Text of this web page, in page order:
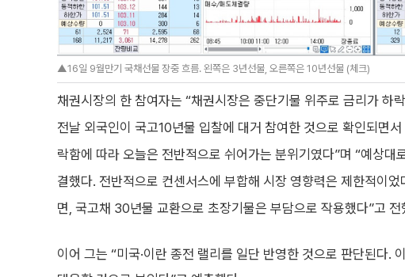
▲16일 9월만기 국채선물 장중 흐름. 왼쪽은 3년선물, 오른쪽은 10년선물 (체크)
채권시장의 한 참여자는 “채권시장은 중단기물 위주로 금리가 하
전날 외국인이 국고10년물 입찰에 대거 참여한 것으로 확인되면
락함에 따라 오늘은 전반적으로 쉬어가는 분위기였다”며 “예상
결했다. 전반적으로 컨센서스에 부합해 시장 영향력은 제한적이
면, 국고채 30년물 교환으로 초장기물은 부담으로 작용했다”고 전
이어 그는 “미국·이란 종전 랠리를 일단 반영한 것으로 판단된다